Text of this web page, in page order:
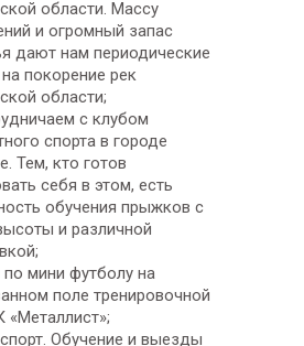
области. Массу
и огромный запас
дают нам периодические
покорение рек
области;
с клубом
спорта в городе
Тем, кто готов
себя в этом, есть
обучения прыжков с
и различной
по мини футболу на
поле тренировочной
Обучение и выезды